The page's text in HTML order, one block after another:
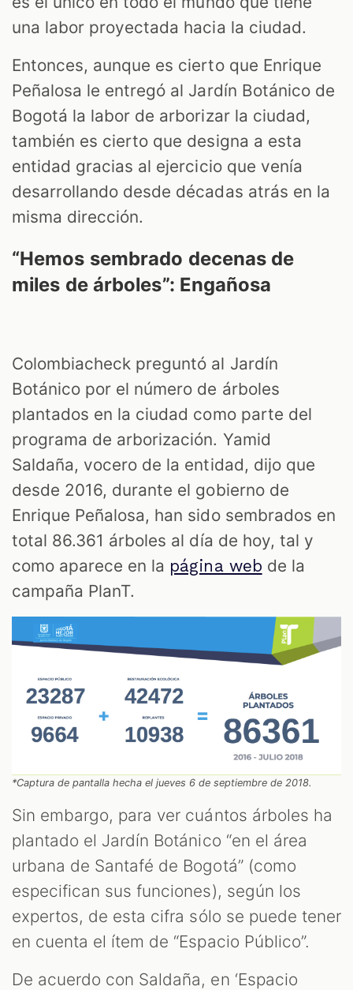
una labor proyectada hacia la ciudad.
Entonces, aunque es cierto que Enrique
Peñalosa le entregó al Jardín Botánico de
Bogotá la labor de arborizar la ciudad,
también es cierto que designa a esta
entidad gracias al ejercicio que venía
desarrollando desde décadas atrás en la
misma dirección.
“Hemos sembrado decenas de
miles de árboles”: Engañosa
Colombiacheck preguntó al Jardín
Botánico por el número de árboles
plantados en la ciudad como parte del
programa de arborización. Yamid
Saldaña, vocero de la entidad, dijo que
desde 2016, durante el gobierno de
Enrique Peñalosa, han sido sembrados en
total 86.361 árboles al día de hoy, tal y
como aparece en la página web de la
campaña PlanT.
*Captura de pantalla hecha el jueves 6 de septiembre de 2018.
Sin embargo, para ver cuántos árboles ha
plantado el Jardín Botánico “en el área
urbana de Santafé de Bogotá” (como
especifican sus funciones), según los
expertos, de esta cifra sólo se puede tener
en cuenta el ítem de “Espacio Público”.
De acuerdo con Saldaña, en ‘Espacio